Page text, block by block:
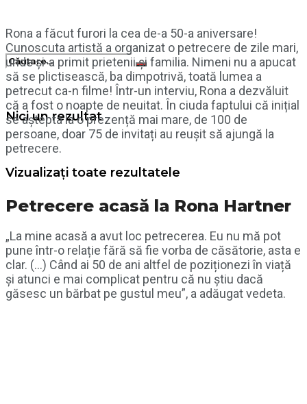
Nici un rezultat
Vizualizați toate rezultatele
Rona a făcut furori la cea de-a 50-a aniversare!
Cunoscuta artistă a organizat o petrecere de zile mari,
unde și-a primit prietenii și familia. Nimeni nu a apucat
să se plictisească, ba dimpotrivă, toată lumea a
petrecut ca-n filme! Într-un interviu, Rona a dezvăluit
că a fost o noapte de neuitat. În ciuda faptului că inițial
se aștepta la o prezență mai mare, de 100 de
persoane, doar 75 de invitați au reușit să ajungă la
petrecere.
Petrecere acasă la Rona Hartner
„La mine acasă a avut loc petrecerea. Eu nu mă pot
pune într-o relație fără să fie vorba de căsătorie, asta e
clar. (…) Când ai 50 de ani altfel de poziționezi în viață
și atunci e mai complicat pentru că nu știu dacă
găsesc un bărbat pe gustul meu”, a adăugat vedeta.